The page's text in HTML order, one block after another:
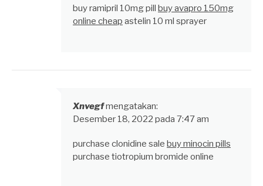
buy ramipril 10mg pill buy avapro 150mg
online cheap astelin 10 ml sprayer
Xnvegfmengatakan:
Desember 18, 2022 pada 7:47 am
purchase clonidine sale buy minocin pills
purchase tiotropium bromide online